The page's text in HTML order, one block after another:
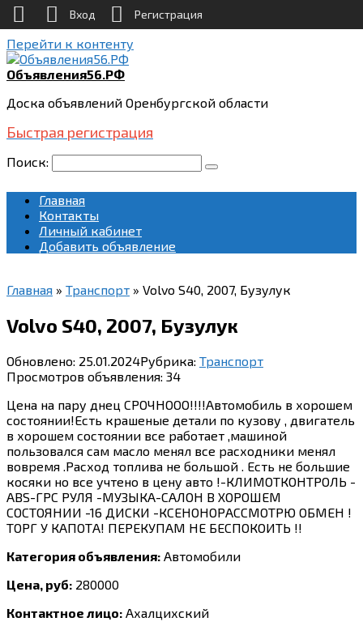
Перейти к контенту
Объявления56.РФ
Доска объявлений Оренбургской области
Быстрая регистрация
Поиск:
Главная
Контакты
Личный кабинет
Добавить объявление
Главная » Транспорт » Volvo S40, 2007, Бузулук
Volvo S40, 2007, Бузулук
Обновлено: 25.01.2024Рубрика: Транспорт
Просмотров объявления: 34
Цена на пару днец СРОЧНООО!!!!Автомобиль в хорошем
состоянии!Есть крашеные детали по кузову , двигатель
в хорошем состоянии все работает ,машиной
пользовался сам масло менял все расходники менял
вовремя .Расход топлива не большой . Есть не большие
косяки но все учтено в цену авто !-КЛИМОТКОНТРОЛЬ -
ABS-ГРС РУЛЯ -МУЗЫКА-САЛОН В ХОРОШЕМ
СОСТОЯНИИ -16 ДИСКИ -КСЕНОНОРАССМОТРЮ ОБМЕН !
ТОРГ У КАПОТА! ПЕРЕКУПАМ НЕ БЕСПОКОИТЬ !!
Категория объявления: Автомобили
Цена, руб: 280000
Контактное лицо: Ахалцихский
Вход Регистрация